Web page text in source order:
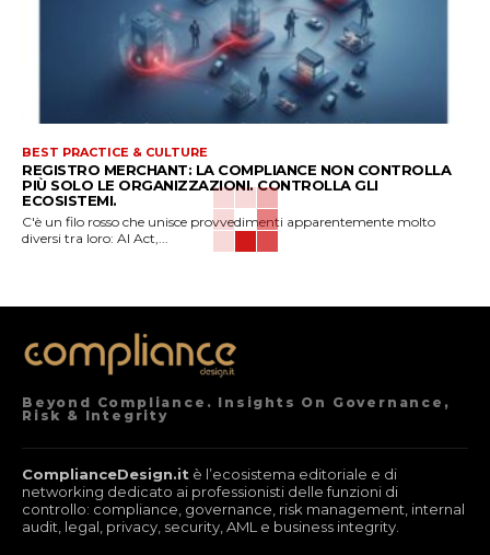
BEST PRACTICE & CULTURE
REGISTRO MERCHANT: LA COMPLIANCE NON CONTROLLA
PIÙ SOLO LE ORGANIZZAZIONI. CONTROLLA GLI
ECOSISTEMI.
C'è un filo rosso che unisce provvedimenti apparentemente molto
diversi tra loro: AI Act,...
Beyond Compliance. Insights On Governance,
Risk & Integrity
ComplianceDesign.it è l’ecosistema editoriale e di
networking dedicato ai professionisti delle funzioni di
controllo: compliance, governance, risk management, internal
audit, legal, privacy, security, AML e business integrity.